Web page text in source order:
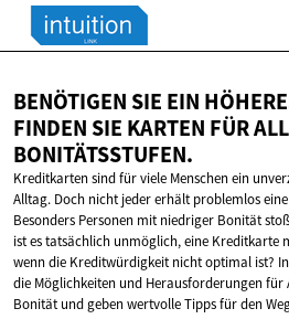
BENÖTIGEN SIE EIN
FINDEN SIE KARTEN FÜR
BONITÄTSSTUFEN.
Kreditkarten sind für viele Menschen ein
Alltag. Doch nicht jeder erhält problemlos
Besonders Personen mit niedriger Bonität
ist es tatsächlich unmöglich, eine Kreditkarte
wenn die Kreditwürdigkeit nicht optimal ist?
die Möglichkeiten und Herausforderungen
Bonität und geben wertvolle Tipps für den